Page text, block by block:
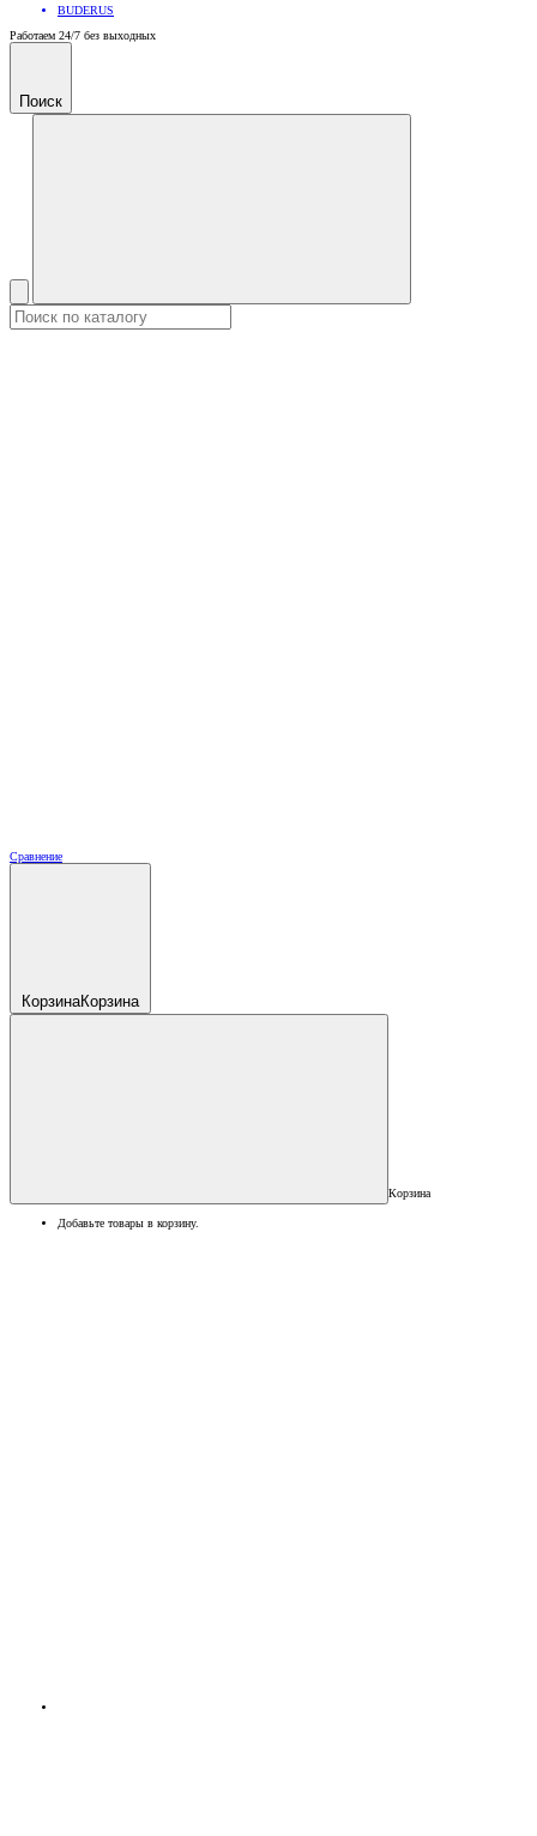
BUDERUS
Работаем 24/7 без выходных
Поиск
Сравнение
КорзинаКорзина
Корзина
Добавьте товары в корзину.